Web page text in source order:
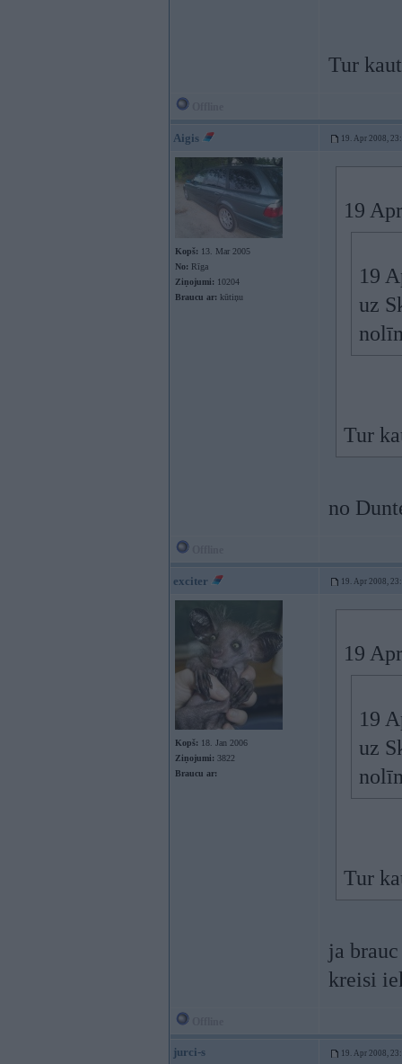
Tur
Aigis 19. Apr 2008,
Kopš: 13. Mar 2005
No: Rīga
Ziņojumi: 10204
Braucu ar: kūtiņu
19
19
uz
Tur
no
exciter 19. Apr 2008,
Kopš: 18. Jan 2006
Ziņojumi: 3822
Braucu ar:
19
19
uz
Tur
ja
kreisi
jurci-s 19. Apr 2008,